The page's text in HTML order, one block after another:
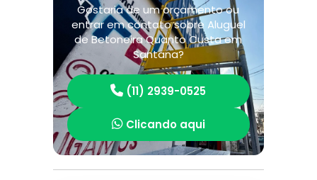
Gostaria de um orçamento ou
entrar em contato sobre Aluguel
de Betoneira Quanto Custa em
Santana?
(11) 2939-0525
Clicando aqui